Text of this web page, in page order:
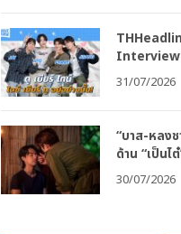
Interview
31/07/2026
“บาส-หลง
ด้าน “เป็นไ
30/07/2026